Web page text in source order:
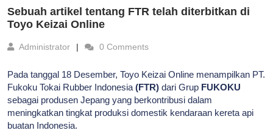
Sebuah artikel tentang FTR telah diterbitkan di
Toyo Keizai Online
Administrator 0 Comments
Pada tanggal 18 Desember, Toyo Keizai Online menampilkan PT.
Fukoku Tokai Rubber Indonesia (FTR) dari Grup FUKOKU
sebagai produsen Jepang yang berkontribusi dalam
meningkatkan tingkat produksi domestik kendaraan kereta api
buatan Indonesia.